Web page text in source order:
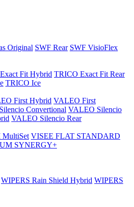
Original SWF Rear SWF VisioFlex
Fit Hybrid TRICO Exact Fit Rear
TRICO Ice
First Hybrid VALEO First
Convertional VALEO Silencio
VALEO Silencio Rear
VISEE FLAT STANDARD
SYNERGY+
WIPERS Rain Shield Hybrid WIPERS